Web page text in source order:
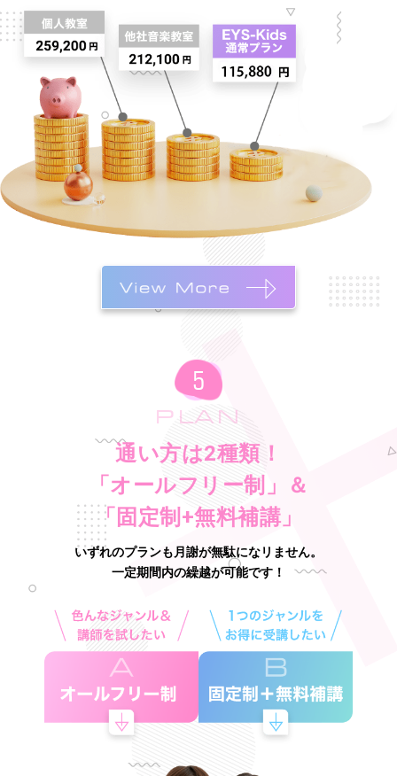
PLAN
通い方は2種類！
「オールフリー制」＆
「固定制+無料補講」
いずれのプランも月謝が無駄になリません。
一定期間内の繰越が可能です！